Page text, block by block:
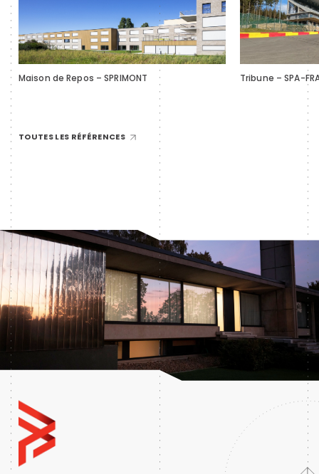
Maison de Repos – SPRIMONT Tribune – SPA-
TOUTES LES RÉFÉRENCES